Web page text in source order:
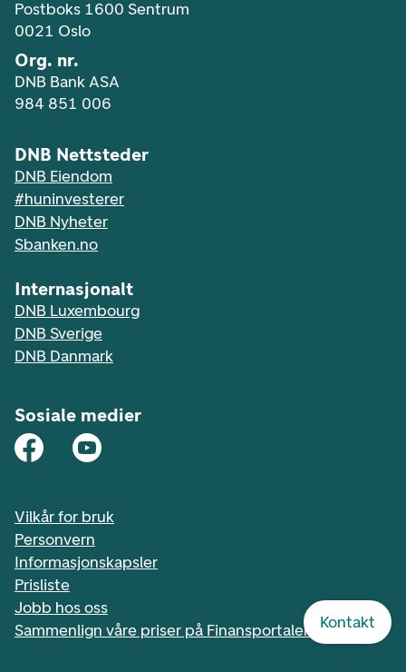
Kontakt
Postboks 1600 Sentrum
0021 Oslo
Org. nr.
DNB Bank ASA
984 851 006
DNB Nettsteder
DNB Eiendom
#huninvesterer
DNB Nyheter
Sbanken.no
Internasjonalt
DNB Luxembourg
DNB Sverige
DNB Danmark
Sosiale medier
Vilkår for bruk
Personvern
Informasjonskapsler
Prisliste
Jobb hos oss
Sammenlign våre priser på Finansportalen.no